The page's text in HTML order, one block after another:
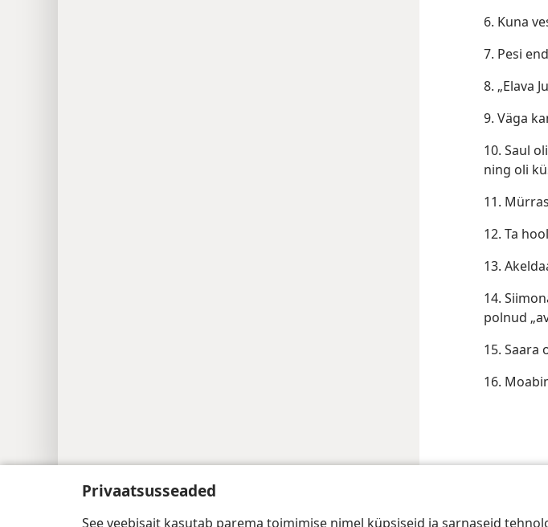
Privaatsusseaded
See veebisait kasutab parema toimimise nimel küpsiseid ja sarnaseid
6. Kuna
7. Pesi
8. „Elava
9. Väga
10. Saul
ning oli
11.
12. Ta
13.
14.
polnud
15. Saara
16.